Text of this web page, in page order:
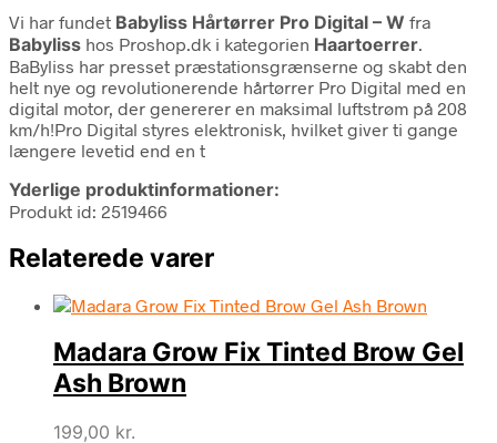
Vi har fundet Babyliss Hårtørrer Pro Digital – W fra
Babyliss hos Proshop.dk i kategorien Haartoerrer.
BaByliss har presset præstationsgrænserne og skabt den
helt nye og revolutionerende hårtørrer Pro Digital med en
digital motor, der genererer en maksimal luftstrøm på 208
km/h!Pro Digital styres elektronisk, hvilket giver ti gange
længere levetid end en t
Yderlige produktinformationer:
Produkt id: 2519466
Relaterede varer
Madara Grow Fix Tinted Brow Gel
Ash Brown
199,00 kr.